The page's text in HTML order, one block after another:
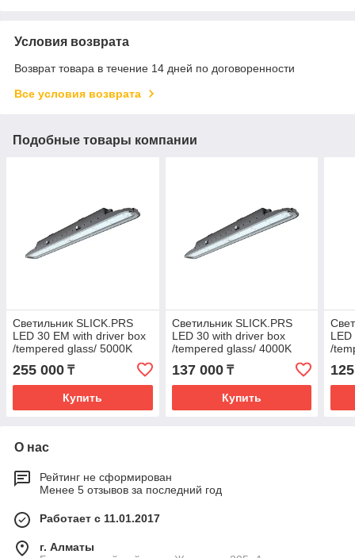
Условия возврата
Возврат товара в течение 14 дней по договоренности
Все условия возврата
Подобные товары компании
Светильник SLICK.PRS
LED 30 EM with driver box
/tempered glass/ 5000K
255 000 ₸
Купить
Светильник SLICK.PRS
LED 30 with driver box
/tempered glass/ 4000K
137 000₸
Купить
/
О нас
Рейтинг не сформирован
Менее 5 отзывов за последний год
Работает с 11.01.2017
г. Алматы